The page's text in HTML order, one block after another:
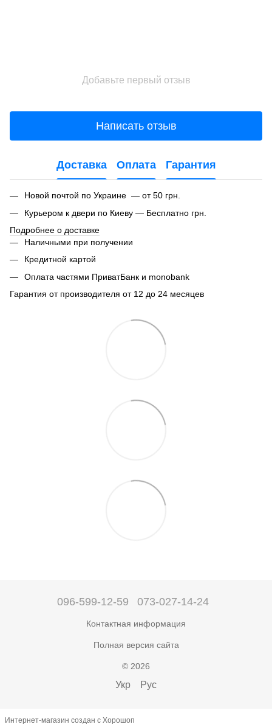
Добавьте первый отзыв
Написать отзыв
Доставка Оплата Гарантия
Новой почтой по Украине — от 50 грн.
Курьером к двери по Киеву — Бесплатно грн.
Подробнее о доставке
Наличными при получении
Кредитной картой
Оплата частями ПриватБанк и monobank
Гарантия от производителя от 12 до 24 месяцев
096-599-12-59 073-027-14-24
Контактная информация
Полная версия сайта
© 2026
Укр Рус
Интернет-магазин создан с Хорошоп